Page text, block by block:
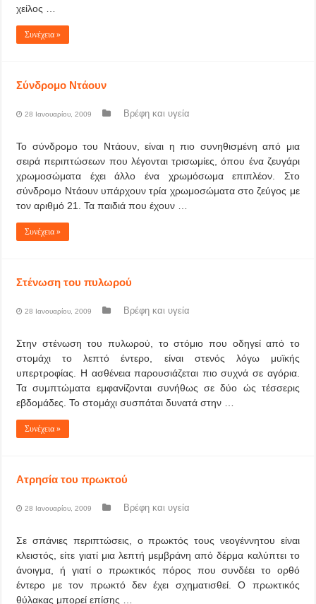
χείλος …
Συνέχεια »
Σύνδρομο Ντάουν
28 Ιανουαρίου, 2009 Βρέφη και υγεία
Το σύνδρομο του Ντάουν, είναι η πιο συνηθισμένη από μια
σειρά περιπτώσεων που λέγονται τρισωμίες, όπου ένα ζευγάρι
χρωμοσώματα έχει άλλο ένα χρωμόσωμα επιπλέον. Στο
σύνδρομο Ντάουν υπάρχουν τρία χρωμοσώματα στο ζεύγος με
τον αριθμό 21. Τα παιδιά που έχουν …
Συνέχεια »
Στένωση του πυλωρού
28 Ιανουαρίου, 2009 Βρέφη και υγεία
Στην στένωση του πυλωρού, το στόμιο που οδηγεί από το
στομάχι το λεπτό έντερο, είναι στενός λόγω μυϊκής
υπερτροφίας. Η ασθένεια παρουσιάζεται πιο συχνά σε αγόρια.
Τα συμπτώματα εμφανίζονται συνήθως σε δύο ώς τέσσερις
εβδομάδες. Το στομάχι συσπάται δυνατά στην …
Συνέχεια »
Ατρησία του πρωκτού
28 Ιανουαρίου, 2009 Βρέφη και υγεία
Σε σπάνιες περιπτώσεις, ο πρωκτός τους νεογέννητου είναι
κλειστός, είτε γιατί μια λεπτή μεμβράνη από δέρμα καλύπτει το
άνοιγμα, ή γιατί ο πρωκτικός πόρος που συνδέει το ορθό
έντερο με τον πρωκτό δεν έχει σχηματισθεί. Ο πρωκτικός
θύλακας μπορεί επίσης …